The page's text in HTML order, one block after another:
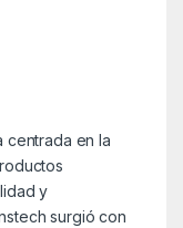
centrada en la
y
surgió con